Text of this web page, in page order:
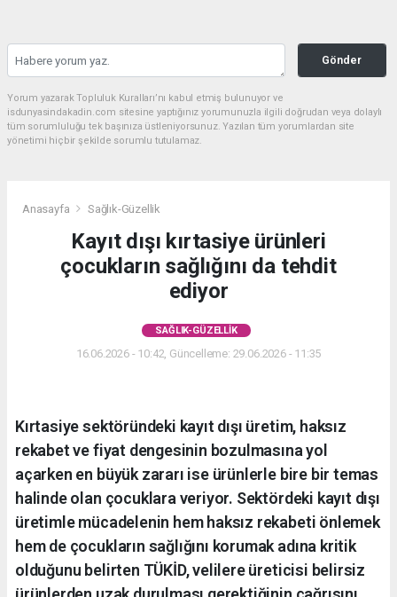
Gönder
Yorum yazarak Topluluk Kuralları’nı kabul etmiş bulunuyor ve
isdunyasindakadin.com sitesine yaptığınız yorumunuzla ilgili doğrudan veya dolaylı
tüm sorumluluğu tek başınıza üstleniyorsunuz. Yazılan tüm yorumlardan site
yönetimi hiçbir şekilde sorumlu tutulamaz.
Anasayfa Sağlık-Güzellik
Kayıt dışı kırtasiye ürünleri
çocukların sağlığını da tehdit
ediyor
SAĞLIK-GÜZELLIK
16.06.2026 - 10:42, Güncelleme: 29.06.2026 - 11:35
Kırtasiye sektöründeki kayıt dışı üretim, haksız
rekabet ve fiyat dengesinin bozulmasına yol
açarken en büyük zararı ise ürünlerle bire bir temas
halinde olan çocuklara veriyor. Sektördeki kayıt dışı
üretimle mücadelenin hem haksız rekabeti önlemek
hem de çocukların sağlığını korumak adına kritik
olduğunu belirten TÜKİD, velilere üreticisi belirsiz